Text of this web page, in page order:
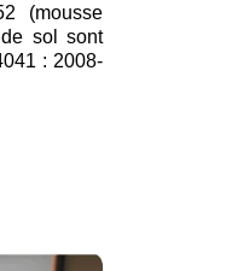
(mousse
sol sont
: 2008-